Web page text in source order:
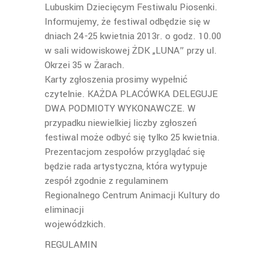
Lubuskim Dziecięcym Festiwalu Piosenki.
Informujemy, że festiwal odbędzie się w
dniach 24-25 kwietnia 2013r. o godz. 10.00
w sali widowiskowej ŻDK „LUNA” przy ul.
Okrzei 35 w Żarach.
Karty zgłoszenia prosimy wypełnić
czytelnie. KAŻDA PLACÓWKA DELEGUJE
DWA PODMIOTY WYKONAWCZE. W
przypadku niewielkiej liczby zgłoszeń
festiwal może odbyć się tylko 25 kwietnia.
Prezentacjom zespołów przyglądać się
będzie rada artystyczna, która wytypuje
zespół zgodnie z regulaminem
Regionalnego Centrum Animacji Kultury do
eliminacji
wojewódzkich.
REGULAMIN